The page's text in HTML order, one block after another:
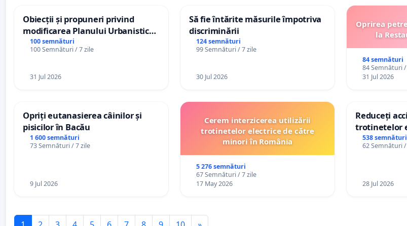
Obiecții și propuneri privind
modificarea Planului Urbanistic
General al orașului Ialoveni
100 semnături
100 Semnături / 7 zile
31 Jul 2026
Să fie întărite măsurile împotriva
discriminării
124 semnături
99 Semnături / 7 zile
30 Jul 2026
Oprirea
la
84 semnături
84 Semnături /
31 Jul 2026
Opriți eutanasierea câinilor și
pisicilor în Bacău
1 600 semnături
73 Semnături / 7 zile
9 Jul 2026
Cerem interzicerea utilizării
trotinetelor electrice de către
minori în România
5 276 semnături
67 Semnături / 7 zile
17 May 2026
Reduceți
trotinetelor
538 semnături
62 Semnături /
28 Jul 2026